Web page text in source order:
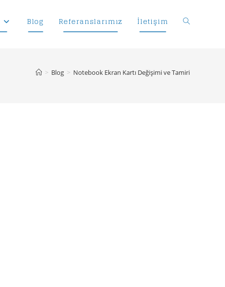
Blog Referanslarımız İletişim Toggle
> Blog > Notebook Ekran Kartı Değişimi ve Tamiri